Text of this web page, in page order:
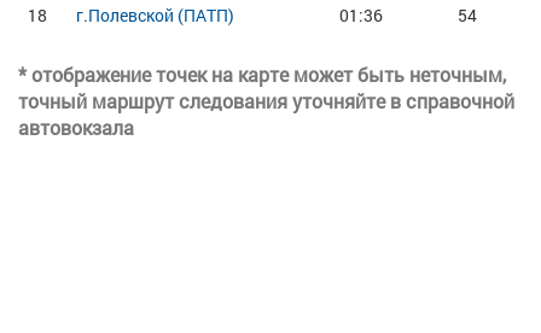
18 г.Полевской (ПАТП) 01:36 54
* отображение точек на карте может быть неточным,
точный маршрут следования уточняйте в справочной
автовокзала